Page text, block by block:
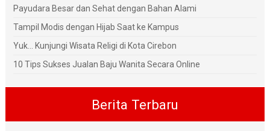
Payudara Besar dan Sehat dengan Bahan Alami
Tampil Modis dengan Hijab Saat ke Kampus
Yuk... Kunjungi Wisata Religi di Kota Cirebon
10 Tips Sukses Jualan Baju Wanita Secara Online
Berita Terbaru